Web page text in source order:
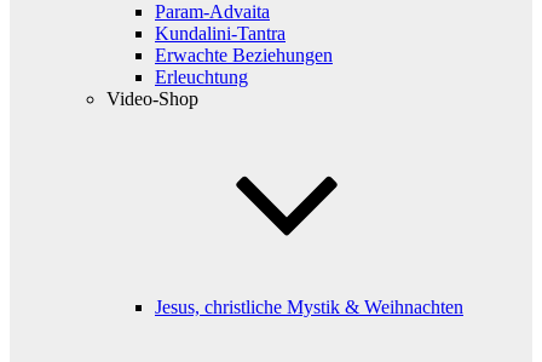
Param-Advaita
Kundalini-Tantra
Erwachte Beziehungen
Erleuchtung
Video-Shop
Jesus, christliche Mystik & Weihnachten